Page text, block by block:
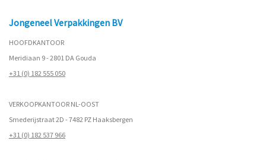
Jongeneel Verpakkingen BV
HOOFDKANTOOR
Meridiaan 9 - 2801 DA Gouda
+31 (0) 182 555 050
VERKOOPKANTOOR NL-OOST
Smederijstraat 2D - 7482 PZ Haaksbergen
+31 (0) 182 537 966